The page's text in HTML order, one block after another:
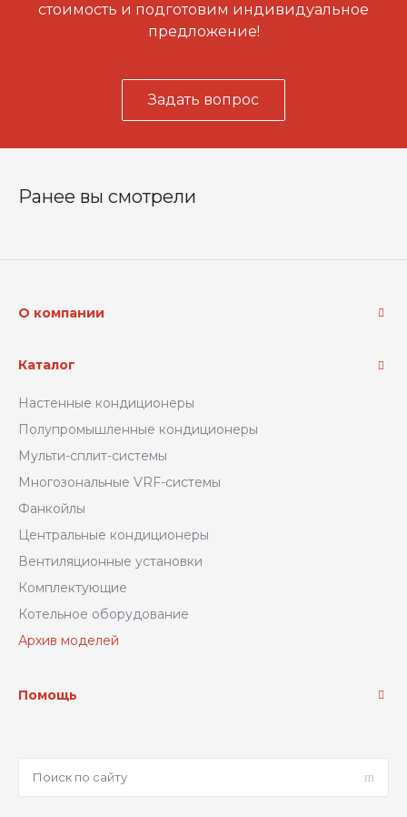
стоимость и подготовим индивидуальное
предложение!
Задать вопрос
Ранее вы смотрели
О компании
Каталог
Настенные кондиционеры
Полупромышленные кондиционеры
Мульти-сплит-системы
Многозональные VRF-системы
Фанкойлы
Центральные кондиционеры
Вентиляционные установки
Комплектующие
Котельное оборудование
Архив моделей
Помощь